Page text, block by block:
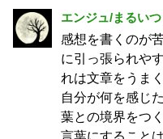
エンジュ/まるいつ
感想を書くのが
に引っ張られや
れは文章をうま
自分が何を感じ
葉との境界をつ
言葉にすること